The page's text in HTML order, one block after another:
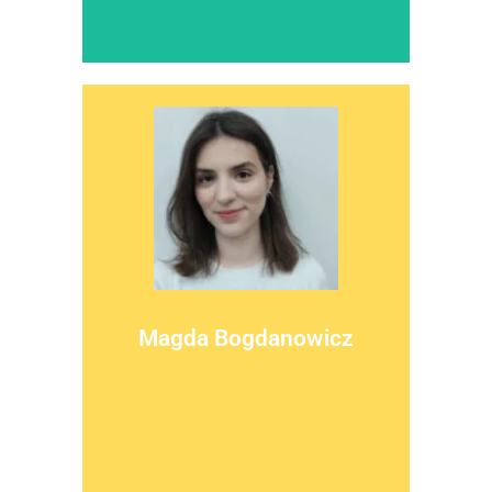
Magda Bogdanowicz
Wielbicielka muzyki filmowej, fantastyki i gór.
Członkini grupy pacjenckiej projektującej moduł
więcej